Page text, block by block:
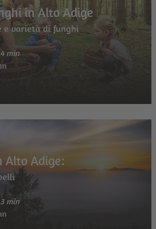
in Alto Adige
e varietà di funghi
min
Alto Adige:
min